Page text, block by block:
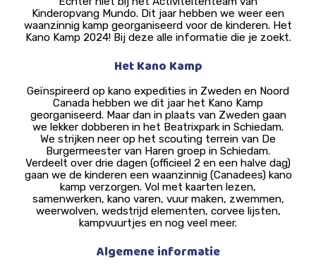
Kinderopvang Mundo. Dit jaar hebben we weer een
waanzinnig kamp georganiseerd voor de kinderen. Het
Kano Kamp 2024! Bij deze alle informatie die je zoekt.
Het Kano Kamp
Geïnspireerd op kano expedities in Zweden en Noord
Canada hebben we dit jaar het Kano Kamp
georganiseerd. Maar dan in plaats van Zweden gaan
we lekker dobberen in het Beatrixpark in Schiedam.
We strijken neer op het scouting terrein van De
Burgermeester van Haren groep in Schiedam.
Verdeelt over drie dagen (officieel 2 en een halve dag)
gaan we de kinderen een waanzinnig (Canadees) kano
kamp verzorgen. Vol met kaarten lezen,
samenwerken, kano varen, vuur maken, zwemmen,
weerwolven, wedstrijd elementen, corvee lijsten,
kampvuurtjes en nog veel meer.
Algemene informatie